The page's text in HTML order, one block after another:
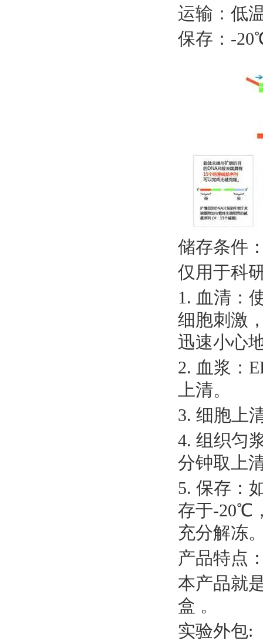
运输：低
保存： -
储存条件
仅用于科
1. 血清：
细胞刺激
迅速小心
2. 血浆：
上清。
3. 细胞上
4. 组织匀
分钟取上
5. 保存：
存于-20℃
充分解冻
产品特点
本产品就
盒 。
实验外包: